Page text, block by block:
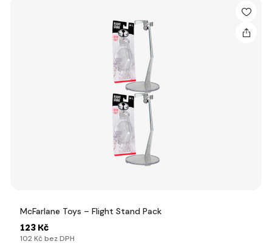
McFarlane Toys – Flight Stand Pack
123 Kč
102 Kč bez DPH